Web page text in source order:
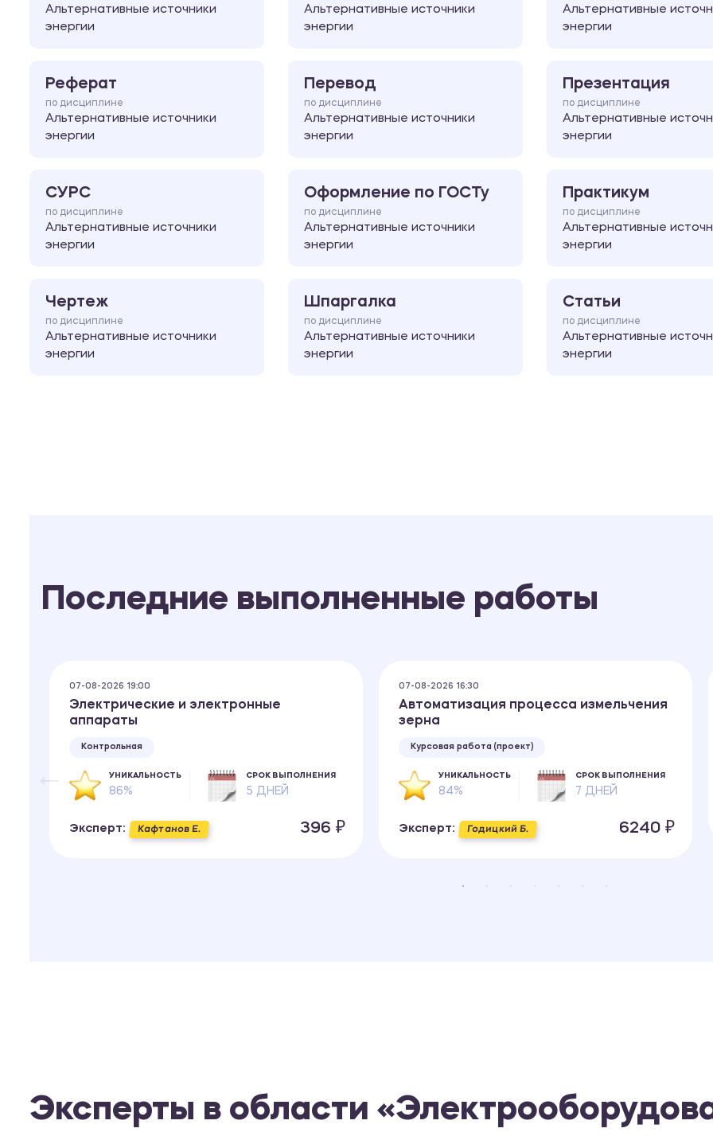
Альтернативные источники
энергии
Альтернативные источники
энергии
Альтернативные
энергии
Реферат
по дисциплине
Альтернативные источники
энергии
Перевод
по дисциплине
Альтернативные источники
энергии
Презентация
по дисциплине
Альтернативные
энергии
СУРС
по дисциплине
Альтернативные источники
энергии
Оформление по ГОСТу
по дисциплине
Альтернативные источники
энергии
Практикум
по дисциплине
Альтернативные
энергии
Чертеж
по дисциплине
Альтернативные источники
энергии
Шпаргалка
по дисциплине
Альтернативные источники
энергии
Статьи
по дисциплине
Альтернативные
энергии
Последние выполненные работы
07-08-2026 19:00
Электрические и электронные
аппараты
Контрольная
УНИКАЛЬНОСТЬ
86%
СРОК ВЫПОЛНЕНИЯ
5 ДНЕЙ
Эксперт: Кафтанов Е. 396 ₽
07-08-2026 16:30
Автоматизация процесса измельчения
зерна
Курсовая работа (проект)
УНИКАЛЬНОСТЬ
84%
СРОК ВЫПОЛНЕНИЯ
7 ДНЕЙ
Эксперт: Годицкий Б. 6240 ₽
Эксперты в области